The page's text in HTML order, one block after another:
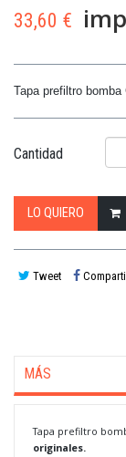
33,60 €
Tapa prefiltro
Cantidad
LO QUIERO
Tweet
MÁS
Tapa prefiltro
originales.